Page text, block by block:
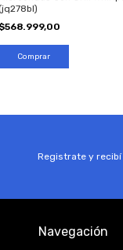
$568.999,00
Registrate y
Navegación